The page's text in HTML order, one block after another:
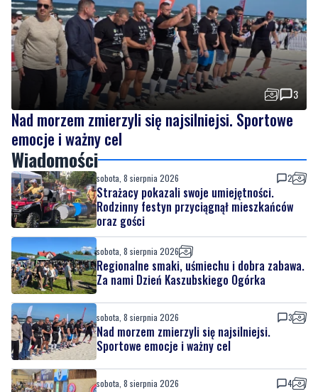
3
Nad morzem zmierzyli się najsilniejsi. Sportowe
emocje i ważny cel
Wiadomości
sobota, 8 sierpnia 2026 2
Strażacy pokazali swoje umiejętności.
Rodzinny festyn przyciągnął mieszkańców
oraz gości
sobota, 8 sierpnia 2026
Regionalne smaki, uśmiechu i dobra zabawa.
Za nami Dzień Kaszubskiego Ogórka
sobota, 8 sierpnia 2026 3
Nad morzem zmierzyli się najsilniejsi.
Sportowe emocje i ważny cel
sobota, 8 sierpnia 2026 4